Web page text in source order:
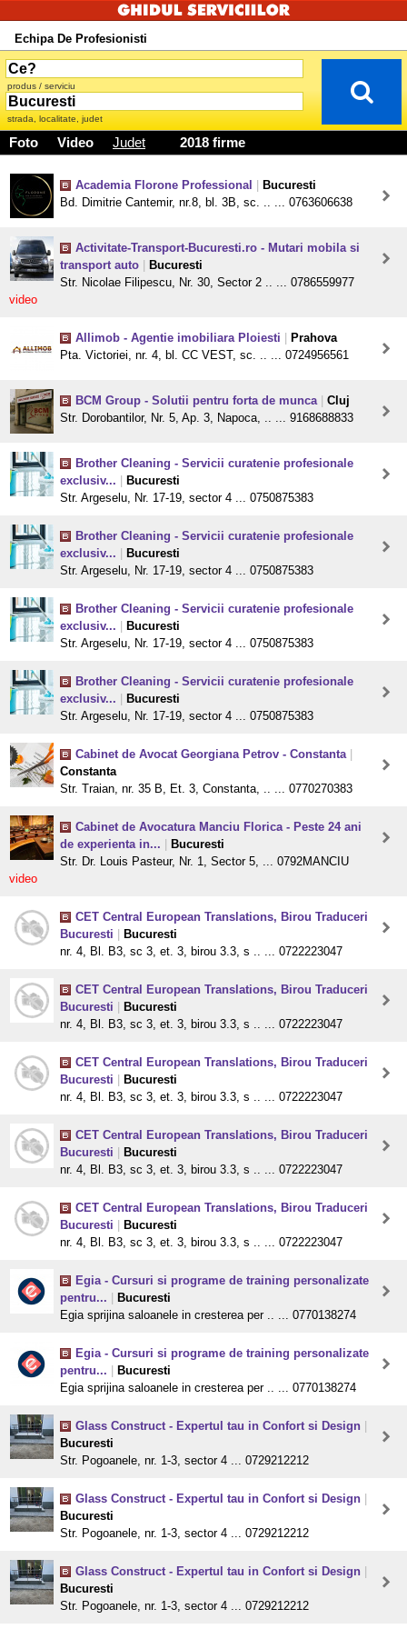
Echipa De Profesionisti
produs / serviciu
strada, localitate, judet
Foto Video Judet 2018 firme
Academia Florone Professional
Bucuresti
Bd. Dimitrie Cantemir, nr.8, bl. 3B, sc. .. ... 0763606638
Activitate-Transport-Bucuresti.ro - Mutari mobila si
transport auto
Bucuresti
Str. Nicolae Filipescu, Nr. 30, Sector 2 .. ... 0786559977
video
Allimob - Agentie imobiliara Ploiesti
Prahova
Pta. Victoriei, nr. 4, bl. CC VEST, sc. .. ... 0724956561
BCM Group - Solutii pentru forta de munca
Cluj
Str. Dorobantilor, Nr. 5, Ap. 3, Napoca, .. ... 9168688833
Brother Cleaning - Servicii curatenie profesionale
exclusiv...
Bucuresti
Str. Argeselu, Nr. 17-19, sector 4 ... 0750875383
Brother Cleaning - Servicii curatenie profesionale
exclusiv...
Bucuresti
Str. Argeselu, Nr. 17-19, sector 4 ... 0750875383
Brother Cleaning - Servicii curatenie profesionale
exclusiv...
Bucuresti
Str. Argeselu, Nr. 17-19, sector 4 ... 0750875383
Brother Cleaning - Servicii curatenie profesionale
exclusiv...
Bucuresti
Str. Argeselu, Nr. 17-19, sector 4 ... 0750875383
Cabinet de Avocat Georgiana Petrov - Constanta
Constanta
Str. Traian, nr. 35 B, Et. 3, Constanta, .. ... 0770270383
Cabinet de Avocatura Manciu Florica - Peste 24 ani
de experienta in...
Bucuresti
Str. Dr. Louis Pasteur, Nr. 1, Sector 5, ... 0792MANCIU
video
CET Central European Translations, Birou Traduceri
Bucuresti
Bucuresti
nr. 4, Bl. B3, sc 3, et. 3, birou 3.3, s .. ... 0722223047
CET Central European Translations, Birou Traduceri
Bucuresti
Bucuresti
nr. 4, Bl. B3, sc 3, et. 3, birou 3.3, s .. ... 0722223047
CET Central European Translations, Birou Traduceri
Bucuresti
Bucuresti
nr. 4, Bl. B3, sc 3, et. 3, birou 3.3, s .. ... 0722223047
CET Central European Translations, Birou Traduceri
Bucuresti
Bucuresti
nr. 4, Bl. B3, sc 3, et. 3, birou 3.3, s .. ... 0722223047
CET Central European Translations, Birou Traduceri
Bucuresti
Bucuresti
nr. 4, Bl. B3, sc 3, et. 3, birou 3.3, s .. ... 0722223047
Egia - Cursuri si programe de training personalizate
pentru...
Bucuresti
Egia sprijina saloanele in cresterea per .. ... 0770138274
Egia - Cursuri si programe de training personalizate
pentru...
Bucuresti
Egia sprijina saloanele in cresterea per .. ... 0770138274
Glass Construct - Expertul tau in Confort si Design
Bucuresti
Str. Pogoanele, nr. 1-3, sector 4 ... 0729212212
Glass Construct - Expertul tau in Confort si Design
Bucuresti
Str. Pogoanele, nr. 1-3, sector 4 ... 0729212212
Glass Construct - Expertul tau in Confort si Design
Bucuresti
Str. Pogoanele, nr. 1-3, sector 4 ... 0729212212